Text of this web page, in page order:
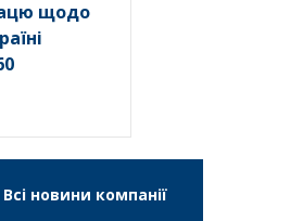
щодо
Всі новини компанії